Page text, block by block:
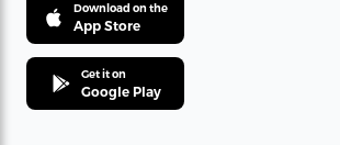
Download on the
App Store
Get it on
Google Play